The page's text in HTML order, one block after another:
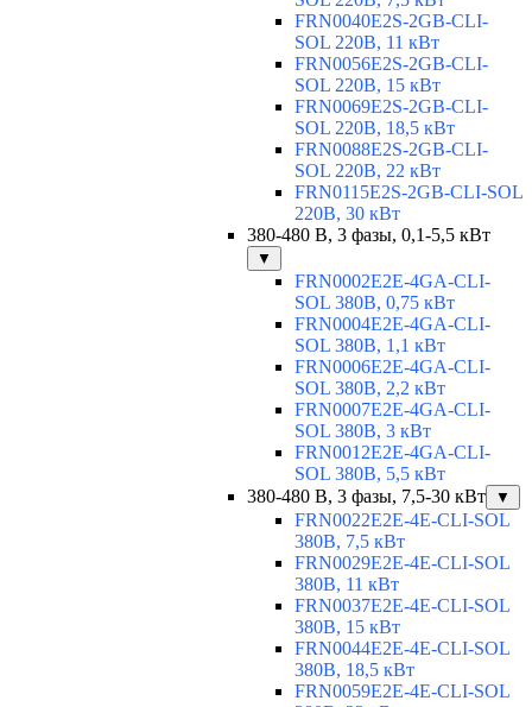
FRN0040E2S-2GB-CLI-
SOL 220В, 11 кВт
FRN0056E2S-2GB-CLI-
SOL 220В, 15 кВт
FRN0069E2S-2GB-CLI-
SOL 220В, 18,5 кВт
FRN0088E2S-2GB-CLI-
SOL 220В, 22 кВт
FRN0115E2S-2GB-CLI-SOL
220В, 30 кВт
380-480 В, 3 фазы, 0,1-5,5 кВт
▼
FRN0002E2E-4GA-CLI-
SOL 380В, 0,75 кВт
FRN0004E2E-4GA-CLI-
SOL 380В, 1,1 кВт
FRN0006E2E-4GA-CLI-
SOL 380В, 2,2 кВт
FRN0007E2E-4GA-CLI-
SOL 380В, 3 кВт
FRN0012E2E-4GA-CLI-
SOL 380В, 5,5 кВт
380-480 В, 3 фазы, 7,5-30 кВт
▼
FRN0022E2E-4E-CLI-SOL
380В, 7,5 кВт
FRN0029E2E-4E-CLI-SOL
380В, 11 кВт
FRN0037E2E-4E-CLI-SOL
380В, 15 кВт
FRN0044E2E-4E-CLI-SOL
380В, 18,5 кВт
FRN0059E2E-4E-CLI-SOL